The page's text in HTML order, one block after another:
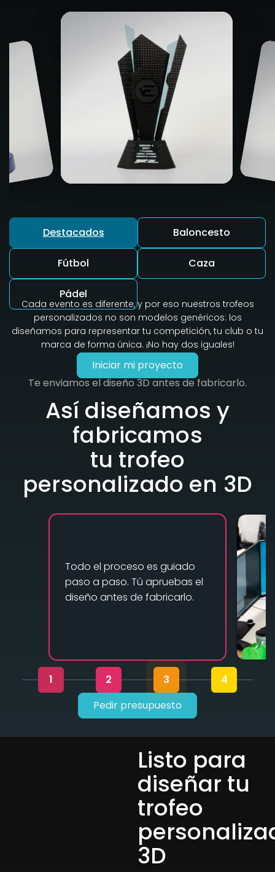
Destacados Baloncesto
Fútbol Caza
Pádel
Cada evento es diferente, y por eso nuestros trofeos
personalizados no son modelos genéricos: los
diseñamos para representar tu competición, tu club o tu
marca de forma única. ¡No hay dos iguales!
Iniciar mi proyecto
Te enviamos el diseño 3D antes de fabricarlo.
Así diseñamos y
fabricamos
tu trofeo
personalizado en 3D
Todo el proceso es guiado
paso a paso. Tú apruebas el
diseño antes de fabricarlo.
1 2 3
4
Pedir presupuesto
Listo para
diseñar tu
trofeo
3D